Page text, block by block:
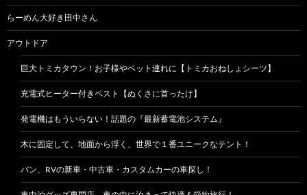
らーめん大好き田中さん
アウトドア
巨大トミカタウン！お子様やペット連れに【トミカおねしょシーツ】
充電式ヒーター付きベスト【ぬくさに首ったけ】
発電機はもういらない！話題の『最新蓄電池システム』
木に固定して、地面から浮く、世界で１番ユニークなテント！
バン、RVの新車・中古車・カスタムカーの車探し！